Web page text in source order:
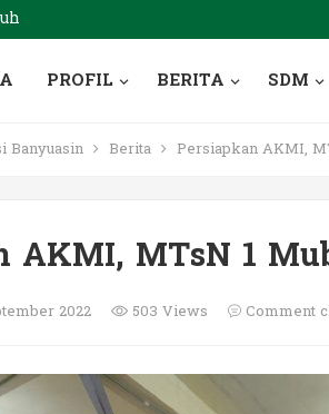
PROFIL BERITA SDM
Banyuasin Berita Persiapkan AKMI,
AKMI, MTsN 1
2022 503 Views Comment